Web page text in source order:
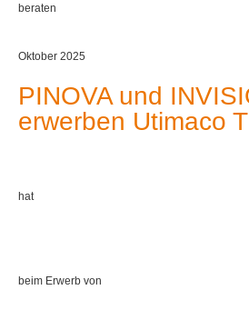
beraten
Oktober 2025
PINOVA und
erwerben Utimaco
hat
beim Erwerb von